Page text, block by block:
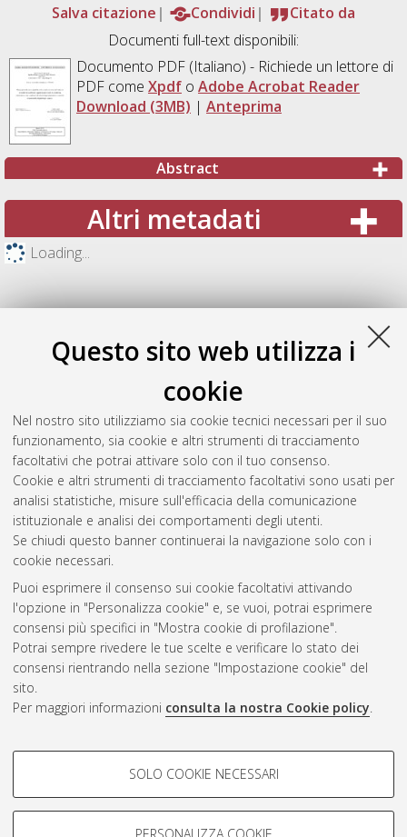
Questo sito web utilizza i
cookie
Nel nostro sito utilizziamo sia cookie tecnici necessari per il suo
funzionamento, sia cookie e altri strumenti di tracciamento
facoltativi che potrai attivare solo con il tuo consenso.
Cookie e altri strumenti di tracciamento facoltativi sono usati per
analisi statistiche, misure sull'efficacia della comunicazione
istituzionale e analisi dei comportamenti degli utenti.
Se chiudi questo banner continuerai la navigazione solo con i
cookie necessari.
Puoi esprimere il consenso sui cookie facoltativi attivando
l'opzione in "Personalizza cookie" e, se vuoi, potrai esprimere
consensi più specifici in "Mostra cookie di profilazione".
Potrai sempre rivedere le tue scelte e verificare lo stato dei
consensi rientrando nella sezione "Impostazione cookie" del
sito.
Per maggiori informazioni consulta la nostra Cookie policy.
COOKIE DI PROFILAZIONE -
Si tratta di cookie utilizzati per analizzare le caratteristiche della
navigazione degli utenti, creare profili in base al loro comportamento
SOLO COOKIE NECESSARI
Salva citazione
Condividi
Citato da
Documenti full-text disponibili:
Documento PDF(Italiano) - Richiede un lettore di
PDF come Xpdfo Adobe Acrobat Reader
Download (3MB) | Anteprima
Abstract
Altri metadati
Loading...
Gestione del documento:
Atom
Rss 1.0
Rss 2.0
ISSN: 2038-7946
Impostazioni Cookie
Informativa sulla privacy
Condizioni d’uso del sito